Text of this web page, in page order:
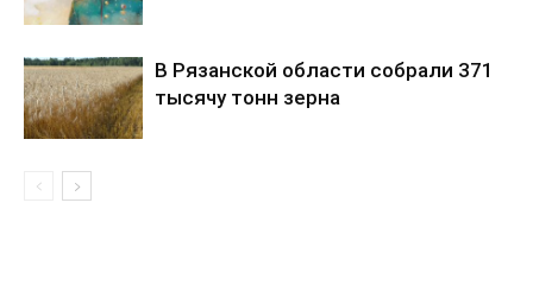
В Рязанской области собрали 371
тысячу тонн зерна